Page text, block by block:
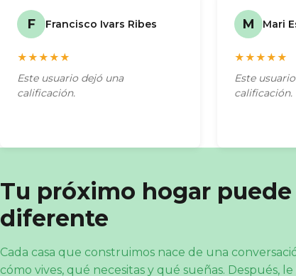
F Francisco Ivars Ribes
★★★★★
Este usuario dejó una
calificación.
M Mari
★★★★★
Este
calificación.
Tu próximo hogar puede
diferente
Cada casa que construimos nace de una
cómo vives, qué necesitas y qué sueñas. Después,